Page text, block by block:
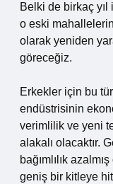
Belki de birkaç yıl
o eski
olarak yeniden
göreceğiz.
Erkekler için bu
endüstrisinin
verimlilik ve yeni
alakalı olacaktır.
bağımlılık
geniş bir kitleye